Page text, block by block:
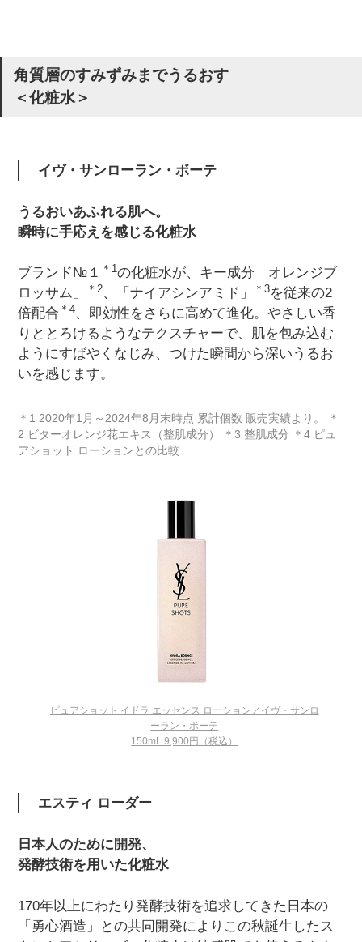
角質層のすみずみまでうるおす
＜化粧水＞
イヴ・サンローラン・ボーテ
うるおいあふれる肌へ。
瞬時に手応えを感じる化粧水
ブランド№１ ＊1の化粧水が、キー成分「オレンジブ
ロッサム」
＊2、「ナイアシンアミド」 ＊3を従来の2
倍配合 ＊4、即効性をさらに高めて進化。やさしい香
りととろけるようなテクスチャーで、肌を包み込む
ようにすばやくなじみ、つけた瞬間から深いうるお
いを感じます。
＊1 2020年1月～2024年8月末時点 累計個数 販売実績より。 ＊
2 ビターオレンジ花エキス（整肌成分） ＊3 整肌成分 ＊4 ピュ
アショット ローションとの比較
ピュアショット イドラ エッセンス ローション／イヴ・サンロ
ーラン・ボーテ
150mL 9,900円（税込）
エスティ ローダー
日本人のために開発、
発酵技術を用いた化粧水
170年以上にわたり発酵技術を追求してきた日本の
「勇心酒造」との共同開発によりこの秋誕生したス